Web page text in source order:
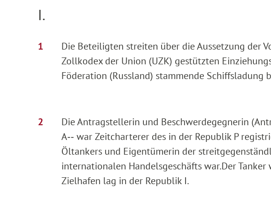
I.
Die Beteiligten streiten über die Aussetzung der
Zollkodex der Union (UZK) gestützten
Föderation (Russland) stammende Schiffsladung
Die Antragstellerin und Beschwerdegegnerin
A‑‑ war Zeitcharterer des in der Republik P
Öltankers und Eigentümerin der
internationalen Handelsgeschäfts war.Der
Zielhafen lag in der Republik I.